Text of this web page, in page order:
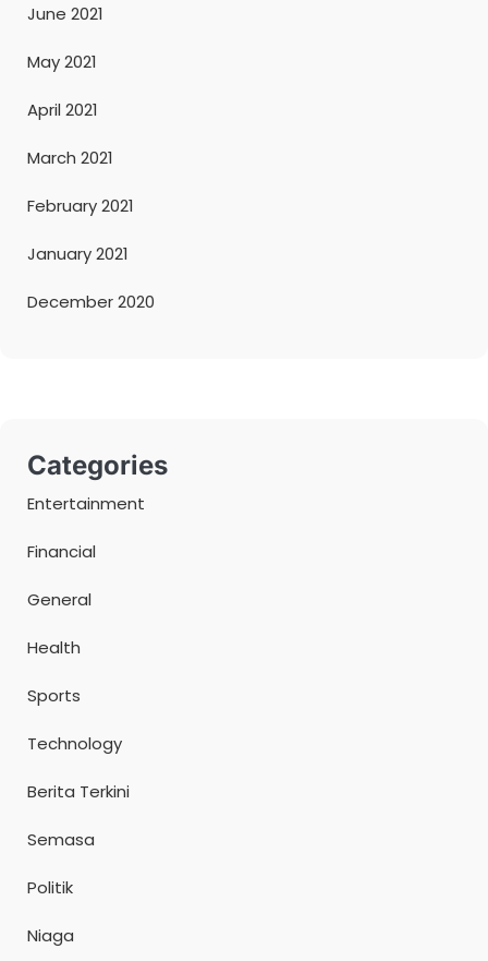
June 2021
May 2021
April 2021
March 2021
February 2021
January 2021
December 2020
Categories
Entertainment
Financial
General
Health
Sports
Technology
Berita Terkini
Semasa
Politik
Niaga